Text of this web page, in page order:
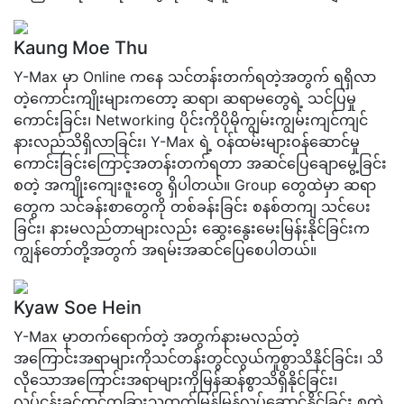
Kaung Moe Thu
Y-Max မှာ Online ကနေ သင်တန်းတက်ရတဲ့အတွက် ရရှိလာ
တဲ့ကောင်းကျိုးများကတော့ ဆရာ၊ ဆရာမတွေရဲ့ သင်ပြမှု
ကောင်းခြင်း၊ Networking ပိုင်းကိုပိုမိုကျွမ်းကျွမ်းကျင်ကျင်
နားလည်သိရှိလာခြင်း၊ Y-Max ရဲ့ ဝန်ထမ်းများဝန်ဆောင်မှု
ကောင်းခြင်းကြောင့်အတန်းတက်ရတာ အဆင်ပြေချောမွေ့ခြင်း
စတဲ့ အကျိုးကျေးဇူးတွေ ရှိပါတယ်။ Group တွေထဲမှာ ဆရာ
တွေက သင်ခန်းစာတွေကို တစ်ခန်းခြင်း စနစ်တကျ သင်ပေး
ခြင်း၊ နားမလည်တာများလည်း ဆွေးနွေးမေးမြန်းနိုင်ခြင်းက
ကျွန်တော်တို့အတွက် အရမ်းအဆင်ပြေစေပါတယ်။
Kyaw Soe Hein
Y-Max မှာတက်ရောက်တဲ့ အတွက်နားမလည်တဲ့
အကြောင်းအရာများကိုသင်တန်းတွင်လွယ်ကူစွာသိနိုင်ခြင်း၊ သိ
လိုသောအကြောင်းအရာများကိုမြန်ဆန်စွာသိရှိနိုင်ခြင်း၊